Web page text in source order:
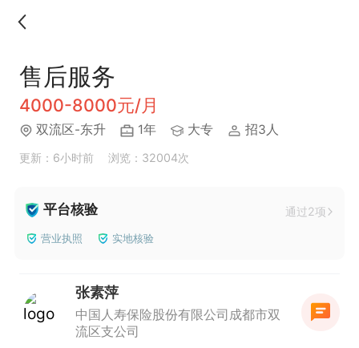
售后服务
4000-8000元/月
双流区-东升 1年 大专 招3人
更新：6小时前 浏览：32004次
平台核验 通过2项
营业执照 实地核验
张素萍
中国人寿保险股份有限公司成都市双
流区支公司